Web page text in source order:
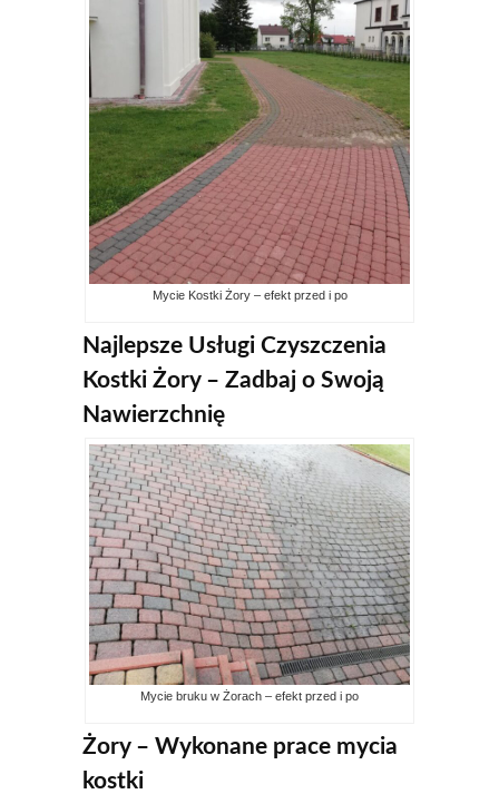
Mycie Kostki Żory – efekt przed i po
Najlepsze Usługi Czyszczenia
Kostki Żory – Zadbaj o Swoją
Nawierzchnię
Mycie bruku w Żorach – efekt przed i po
Żory – Wykonane prace mycia
kostki